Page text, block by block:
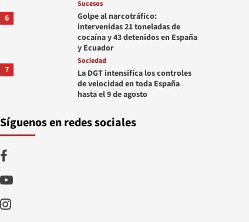
6
Sucesos
Golpe al narcotráfico:
intervenidas 21 toneladas de
cocaína y 43 detenidos en España
y Ecuador
7
Sociedad
La DGT intensifica los controles
de velocidad en toda España
hasta el 9 de agosto
Síguenos en redes sociales
Facebook
Youtube
Instagram